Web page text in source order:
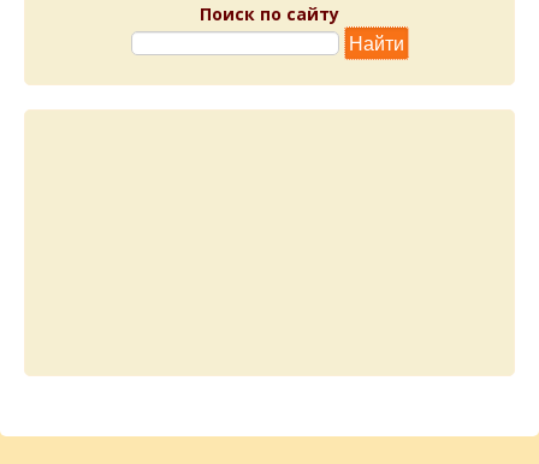
Поиск по сайту